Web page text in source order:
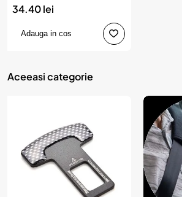
34.40 lei
Adauga in cos
Aceeasi categorie